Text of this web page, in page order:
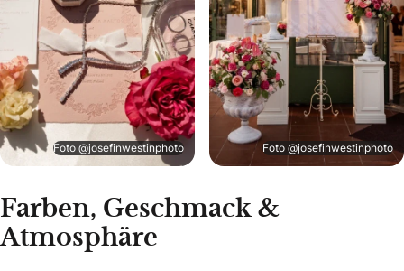
Foto @josefinwestinphoto Foto @josefinwestinphoto
Farben, Geschmack &
Atmosphäre